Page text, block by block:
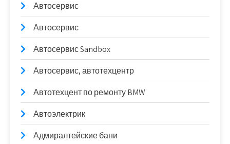
Автосервис
Автосервис
Автосервис Sandbox
Автосервис, автотехцентр
Автотехцент по ремонту BMW
Автоэлектрик
Адмиралтейские бани